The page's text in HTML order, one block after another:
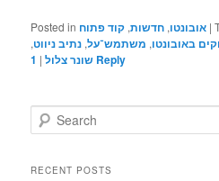
Posted in אובונטו, חדשות, קוד פתוח |
באובונטו, משתמש־על, נתיב ניווט,
שונר צלול |
1 Reply
e
rRECENT POSTS